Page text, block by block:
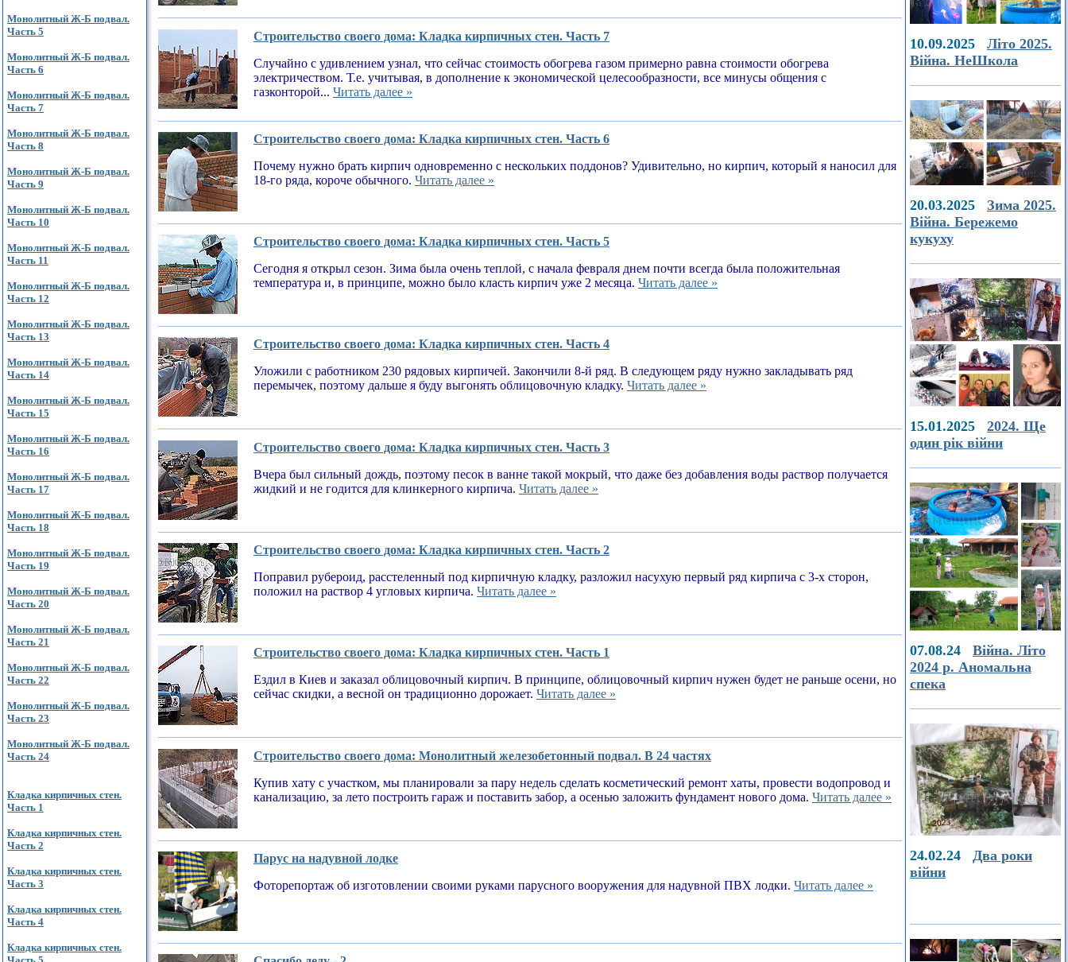
Монолитный Ж-Б подвал.
Часть 5
Монолитный Ж-Б подвал.
Часть 6
Монолитный Ж-Б подвал.
Часть 7
Монолитный Ж-Б подвал.
Часть 8
Монолитный Ж-Б подвал.
Часть 9
Монолитный Ж-Б подвал.
Часть 10
Монолитный Ж-Б подвал.
Часть 11
Монолитный Ж-Б подвал.
Часть 12
Монолитный Ж-Б подвал.
Часть 13
Монолитный Ж-Б подвал.
Часть 14
Монолитный Ж-Б подвал.
Часть 15
Монолитный Ж-Б подвал.
Часть 16
Монолитный Ж-Б подвал.
Часть 17
Монолитный Ж-Б подвал.
Часть 18
Монолитный Ж-Б подвал.
Часть 19
Монолитный Ж-Б подвал.
Часть 20
Монолитный Ж-Б подвал.
Часть 21
Монолитный Ж-Б подвал.
Часть 22
Монолитный Ж-Б подвал.
Часть 23
Монолитный Ж-Б подвал.
Часть 24
Кладка кирпичных стен.
Часть 1
Кладка кирпичных стен.
Часть 2
Кладка кирпичных стен.
Часть 3
Кладка кирпичных стен.
Часть 4
Кладка кирпичных стен.
Строительство своего дома: Кладка кирпичных стен. Часть 7
Случайно с удивлением узнал, что сейчас стоимость обогрева газом примерно равна стоимости обогрева
электричеством. Т.е. учитывая, в дополнение к экономической целесообразности, все минусы общения с
газконторой... Читать далее »
Строительство своего дома: Кладка кирпичных стен. Часть 6
Почему нужно брать кирпич одновременно с нескольких поддонов? Удивительно, но кирпич, который я наносил для
18-го ряда, короче обычного. Читать далее »
Строительство своего дома: Кладка кирпичных стен. Часть 5
Сегодня я открыл сезон. Зима была очень теплой, с начала февраля днем почти всегда была положительная
температура и, в принципе, можно было класть кирпич уже 2 месяца. Читать далее »
Строительство своего дома: Кладка кирпичных стен. Часть 4
Уложили с работником 230 рядовых кирпичей. Закончили 8-й ряд. В следующем ряду нужно закладывать ряд
перемычек, поэтому дальше я буду выгонять облицовочную кладку. Читать далее »
Строительство своего дома: Кладка кирпичных стен. Часть 3
Вчера был сильный дождь, поэтому песок в ванне такой мокрый, что даже без добавления воды раствор получается
жидкий и не годится для клинкерного кирпича. Читать далее »
Строительство своего дома: Кладка кирпичных стен. Часть 2
Поправил рубероид, расстеленный под кирпичную кладку, разложил насухую первый ряд кирпича с 3-х сторон,
положил на раствор 4 угловых кирпича. Читать далее »
Строительство своего дома: Кладка кирпичных стен. Часть 1
Ездил в Киев и заказал облицовочный кирпич. В принципе, облицовочный кирпич нужен будет не раньше осени, но
сейчас скидки, а весной он традиционно дорожает. Читать далее »
Строительство своего дома: Монолитный железобетонный подвал. В 24 частях
Купив хату с участком, мы планировали за пару недель сделать косметический ремонт хаты, провести водопровод и
канализацию, за лето построить гараж и поставить забор, а осенью заложить фундамент нового дома. Читать далее »
Парус на надувной лодке
Фоторепортаж об изготовлении своими руками парусного вооружения для надувной ПВХ лодки. Читать далее »
10.09.2025 Літо 2025.
Війна. НеШкола
20.03.2025 Зима 2025.
Війна. Бережемо
кукуху
15.01.2025 2024. Ще
один рік війни
07.08.24 Війна. Літо
2024 р. Аномальна
спека
24.02.24 Два роки
війни